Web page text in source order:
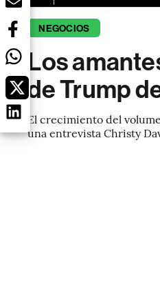
NEGOCIOS
Los
de Trump
El crecimiento del
una entrevista Christy